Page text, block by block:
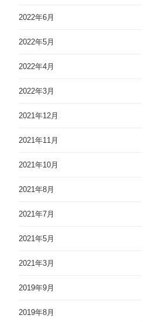
2022年6月
2022年5月
2022年4月
2022年3月
2021年12月
2021年11月
2021年10月
2021年8月
2021年7月
2021年5月
2021年3月
2019年9月
2019年8月